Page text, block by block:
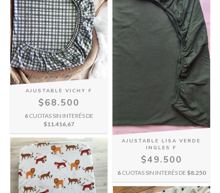
AJUSTABLE VICHY F
$68.500
6 CUOTAS SIN INTERÉS DE
$11.416,67
AJUSTABLE LISA VERDE
INGLES F
$49.500
6 CUOTAS SIN INTERÉS DE $8.250